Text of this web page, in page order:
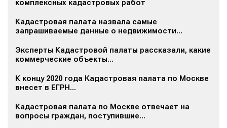
комплексных кадастровых работ
Кадастровая палата назвала самые
запрашиваемые данные о недвижимости...
Эксперты Кадастровой палаты рассказали, какие
коммерческие объекты...
К концу 2020 года Кадастровая палата по Москве
внесет в ЕГРН...
Кадастровая палата по Москве отвечает на
вопросы граждан, поступившие...